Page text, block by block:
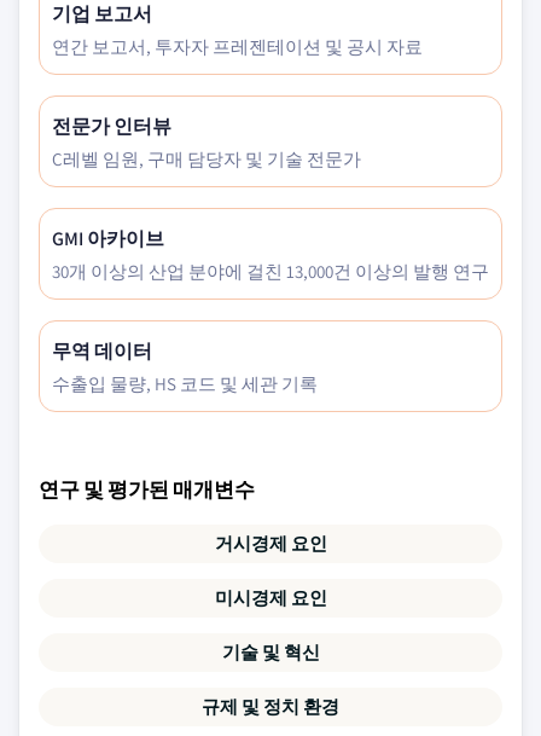
기업 보고서
연간 보고서, 투자자 프레젠테이션 및 공시 자료
전문가 인터뷰
C레벨 임원, 구매 담당자 및 기술 전문가
GMI 아카이브
30개 이상의 산업 분야에 걸친 13,000건 이상의 발행 연구
무역 데이터
수출입 물량, HS 코드 및 세관 기록
연구 및 평가된 매개변수
거시경제 요인
미시경제 요인
기술 및 혁신
규제 및 정치 환경